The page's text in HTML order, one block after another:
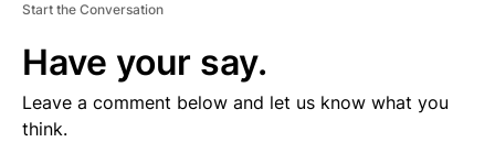
Start the Conversation
Have your say.
Leave a comment below and let us know what you
think.